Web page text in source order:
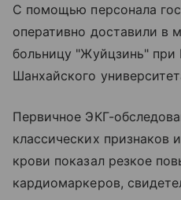
С помощью персонала
оперативно доставили в
больницу "Жуйцзинь"
Шанхайского
Первичное ЭКГ-
классических признаков
крови показал резкое
кардиомаркеров,